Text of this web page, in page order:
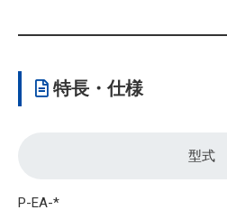
特長・仕様
型式
P-EA-*